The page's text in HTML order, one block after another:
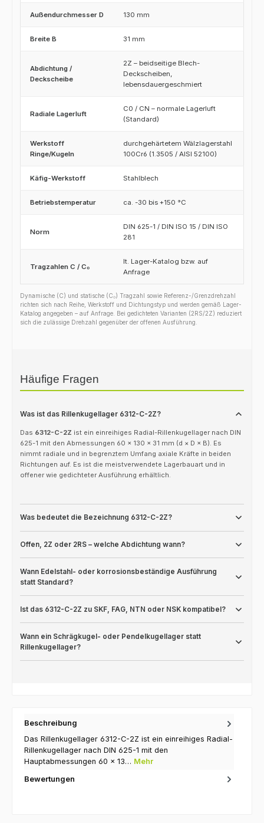
Außendurchmesser D 130 mm
Breite B 31 mm
Abdichtung /
Deckscheibe
2Z – beidseitige Blech-
Deckscheiben,
lebensdauergeschmiert
Radiale Lagerluft
C0 / CN – normale Lagerluft
(Standard)
Werkstoff
Ringe/Kugeln
durchgehärtetem Wälzlagerstahl
100Cr6 (1.3505 / AISI 52100)
Käfig-Werkstoff Stahlblech
Betriebstemperatur ca. -30 bis +150 °C
Norm
DIN 625-1 / DIN ISO 15 / DIN ISO
281
Tragzahlen C / C₀
lt. Lager-Katalog bzw. auf
Anfrage
Dynamische (C) und statische (C₀) Tragzahl sowie Referenz-/Grenzdrehzahl
richten sich nach Reihe, Werkstoff und Dichtungstyp und werden gemäß Lager-
Katalog angegeben – auf Anfrage. Bei gedichteten Varianten (2RS/2Z) reduziert
sich die zulässige Drehzahl gegenüber der offenen Ausführung.
Häufige Fragen
Was ist das Rillenkugellager 6312-C-2Z?
Das 6312-C-2Z ist ein einreihiges Radial-Rillenkugellager nach DIN
625-1 mit den Abmessungen 60 × 130 × 31 mm (d × D × B). Es
nimmt radiale und in begrenztem Umfang axiale Kräfte in beiden
Richtungen auf. Es ist die meistverwendete Lagerbauart und in
offener wie gedichteter Ausführung erhältlich.
Was bedeutet die Bezeichnung 6312-C-2Z?
Offen, 2Z oder 2RS – welche Abdichtung wann?
Wann Edelstahl- oder korrosionsbeständige Ausführung
statt Standard?
Ist das 6312-C-2Z zu SKF, FAG, NTN oder NSK kompatibel?
Wann ein Schrägkugel- oder Pendelkugellager statt
Rillenkugellager?
Beschreibung
Das Rillenkugellager 6312-C-2Z ist ein einreihiges Radial-
Rillenkugellager nach DIN 625-1 mit den
Hauptabmessungen 60 × 13… Mehr
Bewertungen